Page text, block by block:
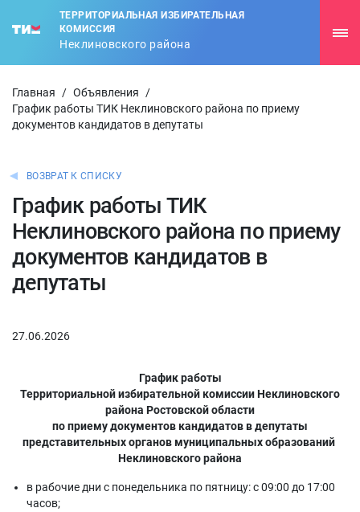
ТЕРРИТОРИАЛЬНАЯ ИЗБИРАТЕЛЬНАЯ
КОМИССИЯ
Неклиновского района
Главная / Объявления
/
График работы ТИК Неклиновского района по приему
документов кандидатов в депутаты
ВОЗВРАТ К СПИСКУ
График работы ТИК
Неклиновского района по приему
документов кандидатов в
депутаты
27.06.2026
График работы
Территориальной избирательной комиссии Неклиновского
района Ростовской области
по приему документов кандидатов в депутаты
представительных органов муниципальных образований
Неклиновского района
в рабочие дни с понедельника по пятницу: с 09:00 до 17:00
часов;